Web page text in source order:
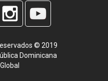
© 2019
Dominicana